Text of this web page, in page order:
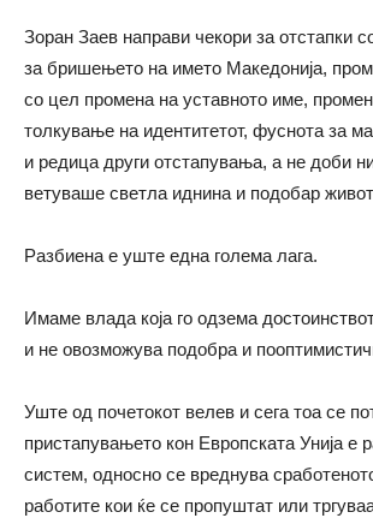
Зоран Заев направи чекори за отстапки
за бришењето на името Македонија,
со цел промена на уставното име,
толкување на идентитетот, фуснота за
и редица други отстапувања, а не доби
ветуваше светла иднина и подобар
Разбиена е уште една голема лага.
Имаме влада која го одзема
и не овозможува подобра и
Уште од почетокот велев и сега тоа се
пристапувањето кон Европската Унија е
систем, односно се вреднува
работите кои ќе се пропуштат или